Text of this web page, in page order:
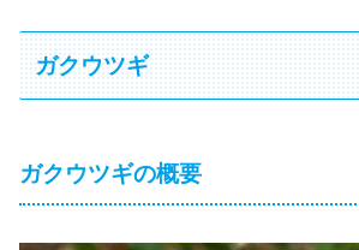
ガクウツギ
ガクウツギの概要